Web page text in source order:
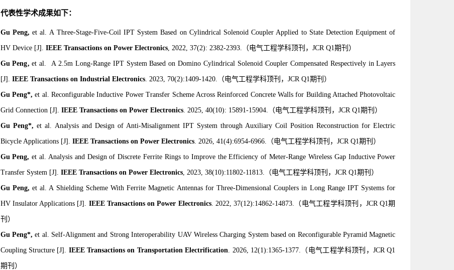
代表性学术成果如下：
Gu Peng,et al. A Three-Stage-Five-Coil IPT System Based on Cylindrical Solenoid Coupler Applied to State Detection Equipment of
HV Device [J]. IEEE Transactions on Power Electronics, 2022, 37(2): 2382-2393.（电气工程学科顶刊， JCR Q1期刊 ）
Gu Peng,et al. A 2.5m Long-Range IPT System Based on Domino Cylindrical Solenoid Coupler Compensated Respectively in Layers
[J]. IEEE Transactions on Industrial Electronics. 2023, 70(2):1409-1420. （电气工程学科顶刊， JCR Q1期刊 ）
Gu Peng*,et al. Reconfigurable Inductive Power Transfer Scheme Across Reinforced Concrete Walls for Building Attached Photovoltaic
Grid Connection[J]. IEEE Transactions on Power Electronics. 2025, 40(10): 15891-15904. （电气工程学科顶刊， JCR Q1期刊 ）
Gu Peng*, et al. Analysis and Design of Anti-Misalignment IPT System through Auxiliary Coil Position Reconstruction for Electric
Bicycle Applications [J]. IEEE Transactions on Power Electronics. 2026, 41(4):6954-6966.（电气工程学科顶刊，JCR Q1期刊）
Gu Peng,et al. Analysis and Design of Discrete Ferrite Rings to Improve the Efficiency of Meter-Range Wireless Gap Inductive Power
Transfer System [J]. IEEE Transactions on Power Electronics, 2023, 38(10):11802-11813. （电气工程学科顶刊， JCR Q1期刊 ）
Gu Peng,et al. A Shielding Scheme With Ferrite Magnetic Antennas for Three-Dimensional Couplers in Long Range IPT Systems for
HV Insulator Applications [J]. IEEE Transactions on Power Electronics. 2022, 37(12):14862-14873. （电气工程学科顶刊， JCR Q1期
刊 ）
Gu Peng*, et al. Self-Alignment and Strong Interoperability UAV Wireless Charging System based on Reconfigurable Pyramid Magnetic
Coupling Structure[J]. IEEE Transactions on Transportation Electrification. 2026, 12(1):1365-1377. （电气工程学科顶刊，JCR Q1
期刊 ）